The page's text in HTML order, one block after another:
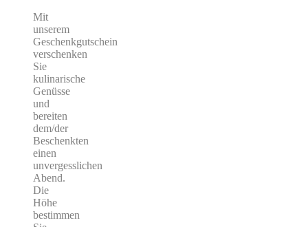
Mit
unserem
Geschenkgutschein
verschenken
Sie
kulinarische
Genüsse
und
bereiten
dem/der
Beschenkten
einen
unvergesslichen
Abend.
Die
Höhe
bestimmen